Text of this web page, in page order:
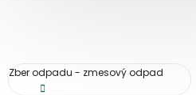
Zber odpadu - zmesový odpad